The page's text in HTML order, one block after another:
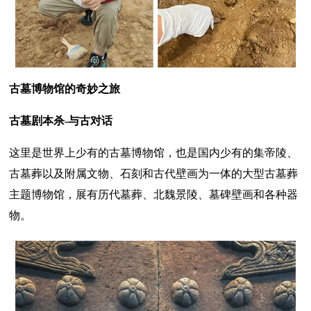
古墓博物馆的奇妙之旅
古墓剧本杀-与古对话
这里是世界上少有的古墓博物馆，也是国内少有的集帝陵、
古墓葬以及附属文物、石刻和古代壁画为一体的大型古墓葬
主题博物馆，展有历代墓葬、北魏景陵、墓碑壁画和各种器
物。